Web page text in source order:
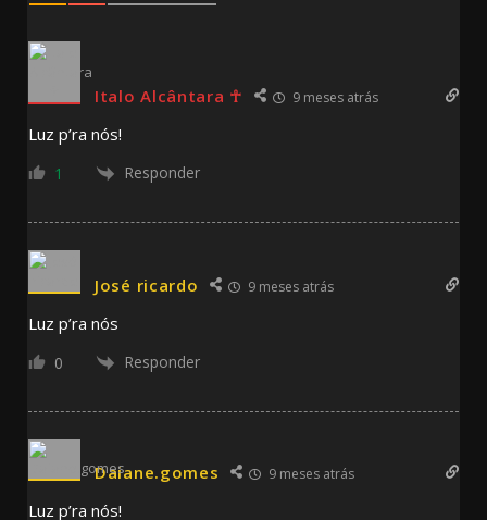
Italo Alcântara ☥ 9 meses atrás
Luz p’ra nós!
1 Responder
José ricardo 9 meses atrás
Luz p’ra nós
0 Responder
Daiane.gomes 9 meses atrás
Luz p’ra nós!